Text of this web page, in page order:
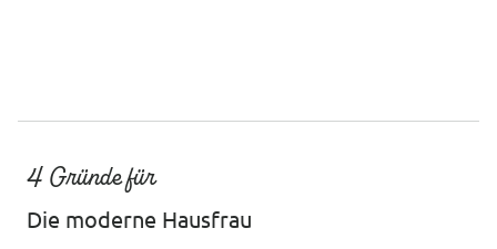
4 Gründe für
Die moderne Hausfrau